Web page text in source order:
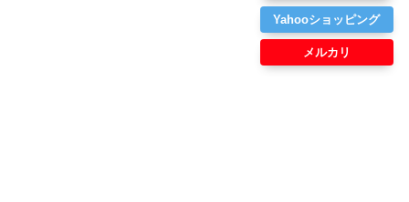
Yahooショッピング
メルカリ